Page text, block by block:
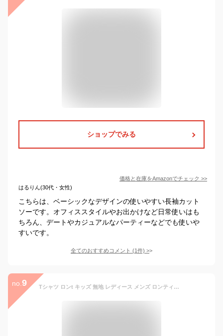
ショップでみる
価格と在庫をAmazonでチェック >>
はるりん(30代・女性)
こちらは、ベーシックなデザインの使いやすい長袖カット
ソーです。オフィススタイルやお出かけなど日常使いはも
ちろん、デートやカジュアルなパーティーなどでも使いや
すいです。
全てのおすすめコメント (1件) >
no. 9 Tシャツ ロンt キッズ 無地 レディース メンズ ロンティー 長袖tシャツ tシャツ 長袖 長袖tシャツ ウェア 白 ロングスリーブ サイズ シンプル おしゃれ 重ね着 春 服 カットソー